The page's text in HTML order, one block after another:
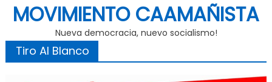
MOVIMIENTO CAAMAÑISTA
Nueva democracia, nuevo socialismo!
Tiro Al Blanco